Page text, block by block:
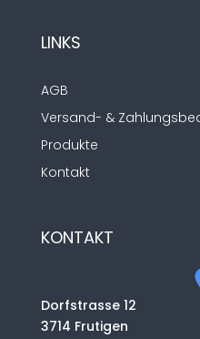
LINKS
AGB
Versand- &
Produkte
Kontakt
KONTAKT
Dorfstrasse 12
3714 Frutigen